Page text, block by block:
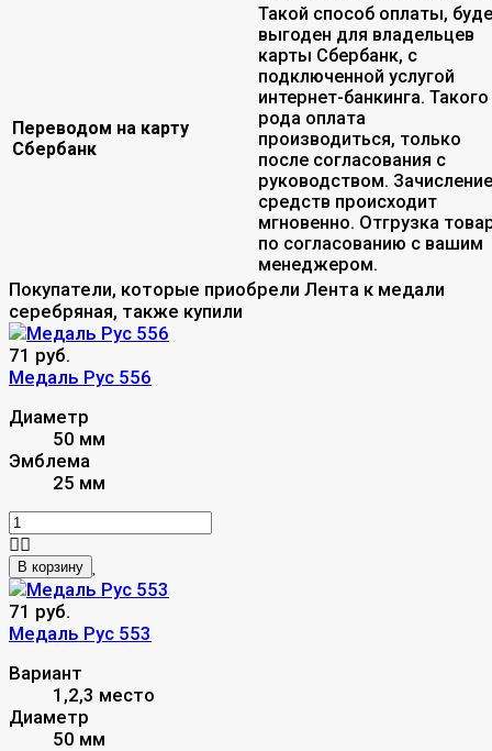
Переводом на карту
Сбербанк
Такой способ оплаты,
выгоден для владельцев
карты Сбербанк, с
подключенной услугой
интернет-банкинга. Такого
рода оплата
производиться, только
после согласования с
руководством. Зачисление
средств происходит
мгновенно. Отгрузка
по согласованию с вашим
менеджером.
Покупатели, которые приобрели Лента к медали
серебряная, также купили
71 руб.
Медаль Рус 556
Диаметр
50 мм
Эмблема
25 мм
В корзину
71 руб.
Медаль Рус 553
Вариант
1,2,3 место
Диаметр
50 мм